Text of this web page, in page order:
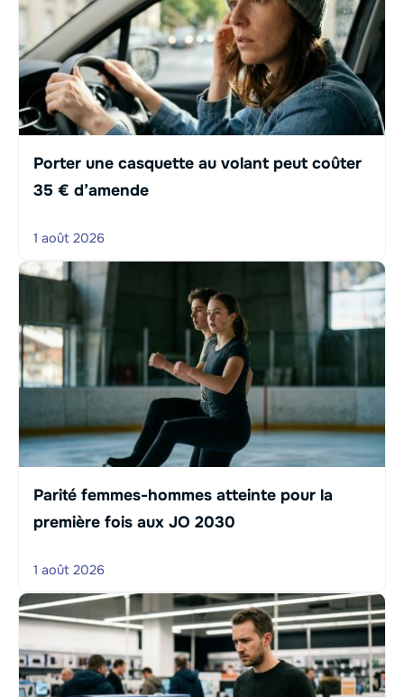
Porter une casquette au volant peut coûter
35 € d’amende
1 août 2026
Parité femmes-hommes atteinte pour la
première fois aux JO 2030
1 août 2026